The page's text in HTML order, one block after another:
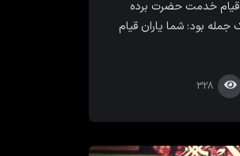
قیام خدمت حضرت برده
بود: شما یاران قیام
328